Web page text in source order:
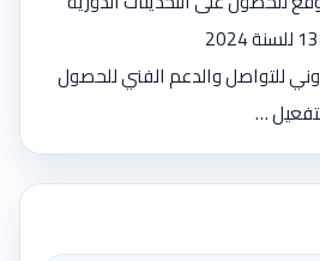
للتواصل والدعم الفني للحصول
…